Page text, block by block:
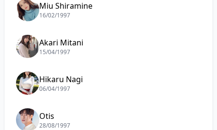
Miu Shiramine
16/02/1997
Akari Mitani
15/04/1997
Hikaru Nagi
06/04/1997
Otis
28/08/1997